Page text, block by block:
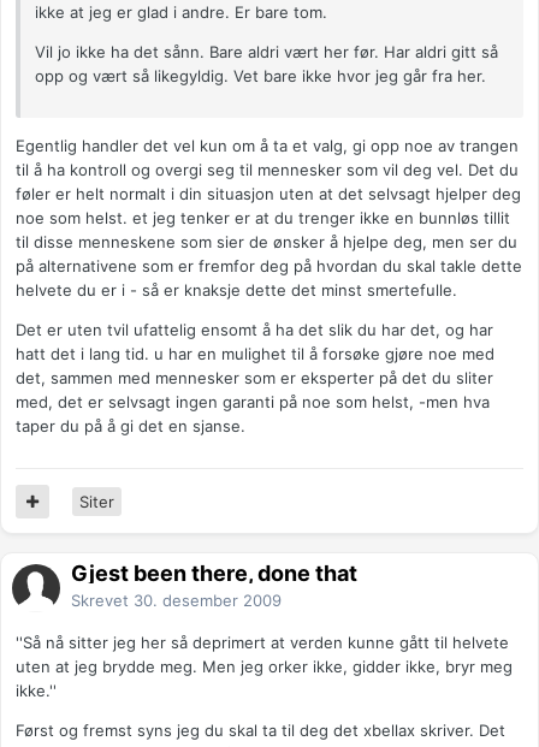
ikke at jeg er glad i andre. Er bare tom.
Vil jo ikke ha det sånn. Bare aldri vært her før. Har aldri gitt så
opp og vært så likegyldig. Vet bare ikke hvor jeg går fra her.
Egentlig handler det vel kun om å ta et valg, gi opp noe av trangen
til å ha kontroll og overgi seg til mennesker som vil deg vel. Det du
føler er helt normalt i din situasjon uten at det selvsagt hjelper deg
noe som helst. et jeg tenker er at du trenger ikke en bunnløs tillit
til disse menneskene som sier de ønsker å hjelpe deg, men ser du
på alternativene som er fremfor deg på hvordan du skal takle dette
helvete du er i - så er knaksje dette det minst smertefulle.
Det er uten tvil ufattelig ensomt å ha det slik du har det, og har
hatt det i lang tid. u har en mulighet til å forsøke gjøre noe med
det, sammen med mennesker som er eksperter på det du sliter
med, det er selvsagt ingen garanti på noe som helst, -men hva
taper du på å gi det en sjanse.
Siter
Gjest been there, done that
Skrevet 30. desember 2009
''Så nå sitter jeg her så deprimert at verden kunne gått til helvete
uten at jeg brydde meg. Men jeg orker ikke, gidder ikke, bryr meg
ikke.''
Først og fremst syns jeg du skal ta til deg det xbellax skriver. Det